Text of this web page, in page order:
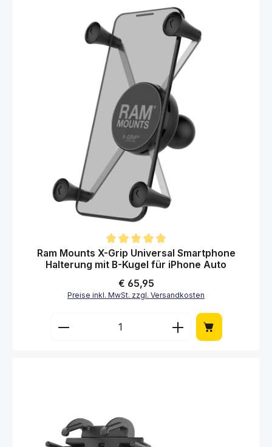
Durchschnittliche Bewertung von 5 von 5 Sternen
Ram Mounts X-Grip Universal Smartphone
Halterung mit B-Kugel für iPhone Auto
Regulärer Preis:
€ 65,95
Preise inkl. MwSt. zzgl. Versandkosten
Produkt Anzahl: Gib den gewünschten